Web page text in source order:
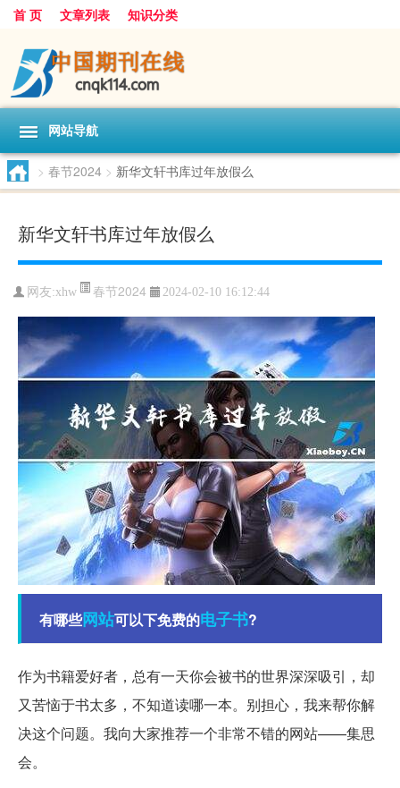
首 页 文章列表 知识分类
网站导航
> 春节2024 > 新华文轩书库过年放假么
新华文轩书库过年放假么
网友:xhw 春节2024 2024-02-10 16:12:44
有哪些网站可以下免费的电子书?
作为书籍爱好者，总有一天你会被书的世界深深吸引，却
又苦恼于书太多，不知道读哪一本。别担心，我来帮你解
决这个问题。我向大家推荐一个非常不错的网站——集思
会。